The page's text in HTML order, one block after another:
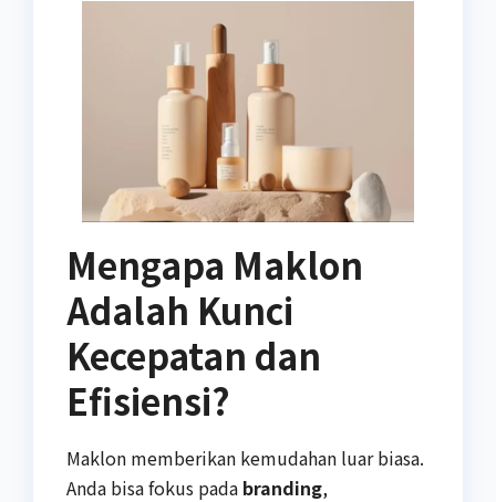
Mengapa Maklon
Adalah Kunci
Kecepatan dan
Efisiensi?
Maklon memberikan kemudahan luar biasa.
Anda bisa fokus pada branding,